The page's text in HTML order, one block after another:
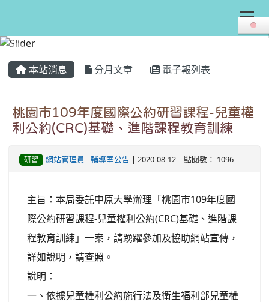
本站消息 分月文章 電子報列表
桃園市109年度國際公約研習課程-兒童權
利公約(CRC)基礎、進階課程教育訓練
研習 網站管理員 -輔導室公告 | 2020-08-12 | 點閱數： 1096
主旨：本局委託中原大學辦理「桃園市109年度國
際公約研習課程-兒童權利公約(CRC)基礎、進階課
程教育訓練」一案，請踴躍參加及協助網站宣傳，
詳如說明，請查照。
說明：
一、依據兒童權利公約施行法及衛生福利部兒童權